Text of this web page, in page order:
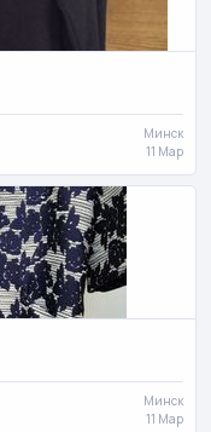
Минск
11 Мар
Минск
11 Мар